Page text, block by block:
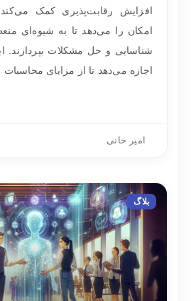
افزایش رقابت‌پذیری کمک
امکان را می‌دهد تا به شیوه‌ای
اجازه می‌دهد تا از مزایای محاسبات
امیر خانی
بلاگ